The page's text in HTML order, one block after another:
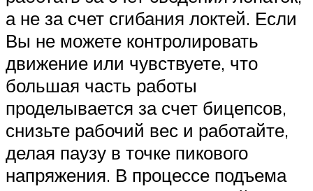
а не за счет сгибания локтей. Если
Вы не можете контролировать
движение или чувствуете, что
большая часть работы
проделывается за счет бицепсов,
снизьте рабочий вес и работайте,
делая паузу в точке пикового
напряжения. В процессе подъема